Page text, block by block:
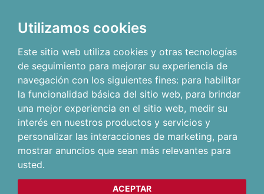
Utilizamos cookies
Este sitio web utiliza cookies y otras tecnologías
de seguimiento para mejorar su experiencia de
navegación con los siguientes fines: para habilitar
la funcionalidad básica del sitio web, para brindar
una mejor experiencia en el sitio web, medir su
interés en nuestros productos y servicios y
personalizar las interacciones de marketing, para
mostrar anuncios que sean más relevantes para
usted.
ACEPTAR